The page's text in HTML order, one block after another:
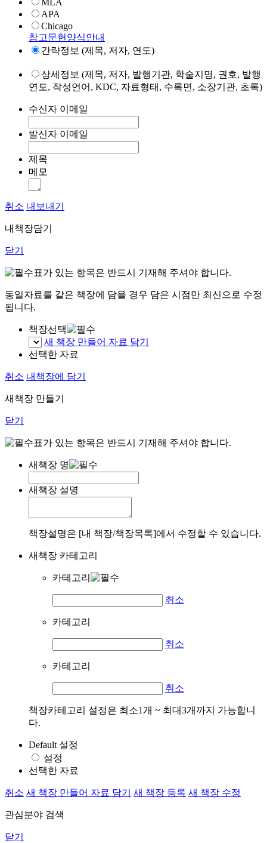
MLA
APA
Chicago
참고문헌양식안내
간략정보 (제목, 저자, 연도)
상세정보 (제목, 저자, 발행기관, 학술지명, 권호, 발행
연도, 작성언어, KDC, 자료형태, 수록면, 소장기관, 초록)
수신자 이메일
발신자 이메일
제목
메모
취소 내보내기
내책장담기
닫기
표가 있는 항목은 반드시 기재해 주셔야 합니다.
동일자료를 같은 책장에 담을 경우 담은 시점만 최신으로 수정
됩니다.
책장선택
새 책장 만들어 자료 담기
선택한 자료
취소 내책장에 담기
새책장 만들기
닫기
표가 있는 항목은 반드시 기재해 주셔야 합니다.
새책장 명
새책장 설명
책장설명은 [내 책장/책장목록]에서 수정할 수 있습니다.
새책장 카테고리
카테고리
취소
카테고리
취소
카테고리
취소
책장카테고리 설정은 최소1개 ~ 최대3개까지 가능합니
다.
Default 설정
설정
선택한 자료
취소 새 책장 만들어 자료 담기 새 책장 등록 새 책장 수정
관심분야 검색
닫기